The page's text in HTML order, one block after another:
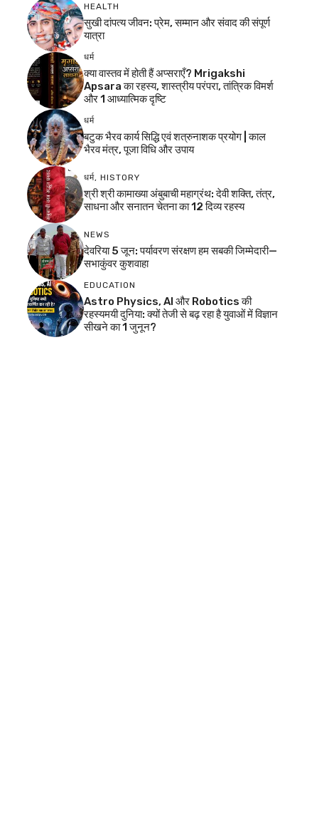
HEALTH
सुखी दांपत्य जीवन: प्रेम, सम्मान और संवाद की संपूर्ण
यात्रा
धर्म
क्या वास्तव में होती हैं अप्सराएँ? Mrigakshi
Apsara का रहस्य, शास्त्रीय परंपरा, तांत्रिक विमर्श
और 1 आध्यात्मिक दृष्टि
धर्म
बटुक भैरव कार्य सिद्धि एवं शत्रुनाशक प्रयोग | काल
भैरव मंत्र, पूजा विधि और उपाय
धर्म, HISTORY
श्री श्री कामाख्या अंबुबाची महाग्रंथ: देवी शक्ति, तंत्र,
साधना और सनातन चेतना का 12 दिव्य रहस्य
NEWS
देवरिया 5 जून: पर्यावरण संरक्षण हम सबकी जिम्मेदारी—
सभाकुंवर कुशवाहा
EDUCATION
Astro Physics, AI और Robotics की
रहस्यमयी दुनिया: क्यों तेजी से बढ़ रहा है युवाओं में विज्ञान
सीखने का 1 जुनून?